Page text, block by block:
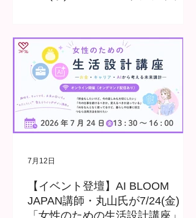
【イベント登壇】AI BLOOM
JAPAN講師・丸山氏が7/24(金)
「女性のための生活設計講座」に
7月12日